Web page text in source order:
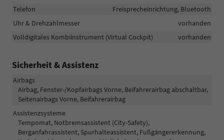
Telefon
Freisprecheinrichtung, Bluetooth
Uhr & Drehzahlmesser
vorhanden
Volldigitales Kombiinstrument (Virtual Cockpit)
vorhanden
Sicherheit & Assistenz
Airbags
Airbag, Fenster-/Kopfairbags Vorne, Beifahrerairbag abschaltbar,
Seitenairbags Vorne, Beifahrerairbag
Assistenzsysteme
Tempomat, Notbremsassistent (City-Safety),
Berganfahrassistent, Spurhalteassistent, Fußgängererkennung,